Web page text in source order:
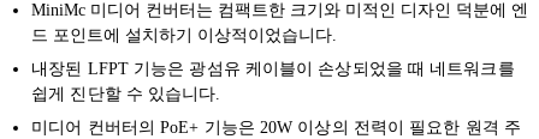
MiniMc 미디어 컨버터는 컴팩트한 크기와 미적인 디자인 덕분에 엔
드 포인트에 설치하기 이상적이었습니다.
내장된 LFPT 기능은 광섬유 케이블이 손상되었을 때 네트워크를
쉽게 진단할 수 있습니다.
미디어 컨버터의 PoE+ 기능은 20W 이상의 전력이 필요한 원격 주